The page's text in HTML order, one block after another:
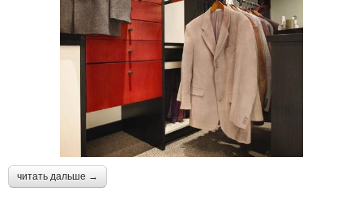
читать дальше →